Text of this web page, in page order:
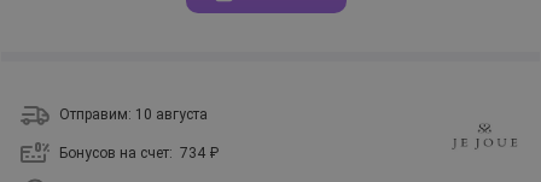
Отправим: 10 августа
Бонусов на счет: 734 ₽